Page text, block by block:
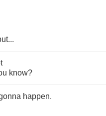
...
know?
happen.